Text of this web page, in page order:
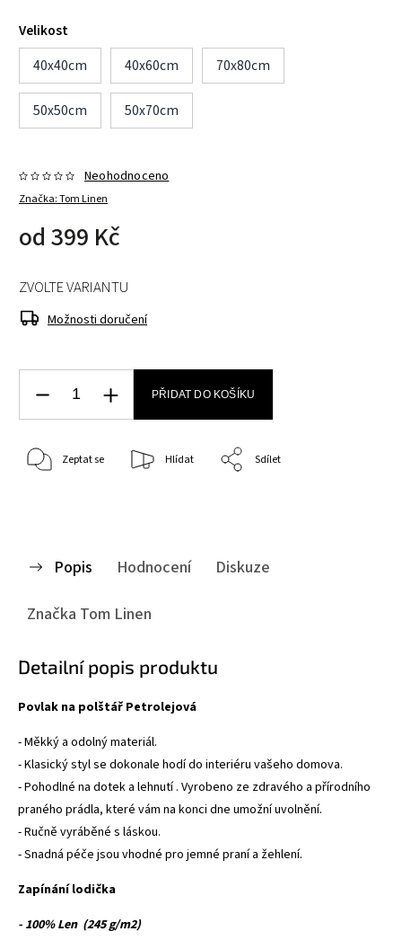
Velikost
40x40cm
40x60cm 70x80cm
50x50cm 50x70cm
Značka:Tom Linen
Neohodnoceno
od 399 Kč
ZVOLTE VARIANTU
Možnosti doručení
PŘIDAT DO KOŠÍKU
Zeptat se Hlídat Sdílet
Popis Hodnocení
Diskuze
Značka Tom Linen
Detailní popis produktu
Povlak na polštář Petrolejová
- Měkký a odolný materiál.
- Klasický styl se dokonale hodí do interiéru vašeho domova.
- Pohodlné na dotek a lehnutí . Vyrobeno ze zdravého a přírodního
praného prádla, které vám na konci dne umožní uvolnění.
- Ručně vyráběné s láskou.
- Snadná péče jsou vhodné pro jemné praní a žehlení.
Zapínání lodička
- 100% Len (245 g/m2)